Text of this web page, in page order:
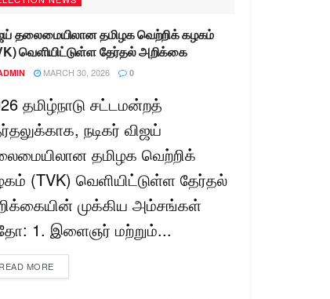
தலைமையிலான தமிழக வெற்றிக் கழகம்
வெளியிட்டுள்ள தேர்தல் அறிக்கை
MARCH 30, 2026 0
தமிழ்நாடு சட்டமன்றத்
நடிகர் விஜய்
தமிழக வெற்றிக்
(TVK) வெளியிட்டுள்ள தேர்தல்
முக்கிய அம்சங்கள்
1. இளைஞர் மற்றும்...
READ MORE